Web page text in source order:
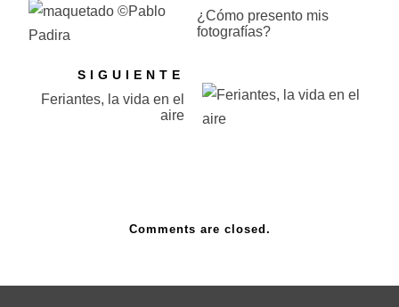
¿Cómo presento mis
fotografías?
SIGUIENTE
Feriantes, la vida en el
aire
Comments are closed.